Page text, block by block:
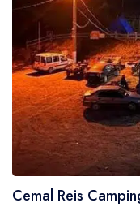
Cemal Reis